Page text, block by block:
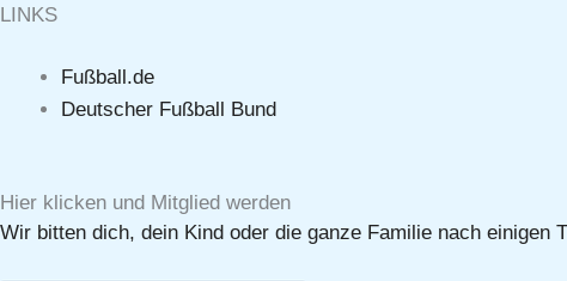
LINKS
Fußball.de
Deutscher Fußball Bund
Hier klicken und Mitglied werden
Wir bitten dich, dein Kind oder die ganze Familie nach einigen